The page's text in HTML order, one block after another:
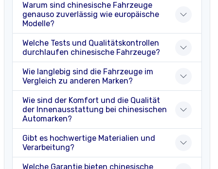
Warum sind chinesische Fahrzeuge
genauso zuverlässig wie europäische
Modelle?
Welche Tests und Qualitätskontrollen
durchlaufen chinesische Fahrzeuge?
Wie langlebig sind die Fahrzeuge im
Vergleich zu anderen Marken?
Wie sind der Komfort und die Qualität
der Innenausstattung bei chinesischen
Automarken?
Gibt es hochwertige Materialien und
Verarbeitung?
Welche Garantie bieten chinesische